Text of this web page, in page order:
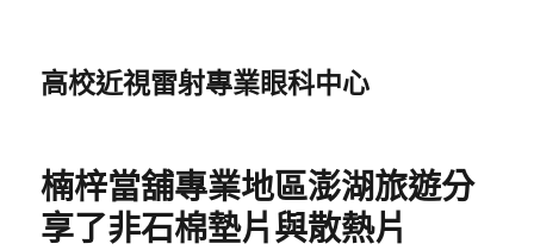
高校近視雷射專業眼科中心
楠梓當舖專業地區澎湖旅遊分
享了非石棉墊片與散熱片